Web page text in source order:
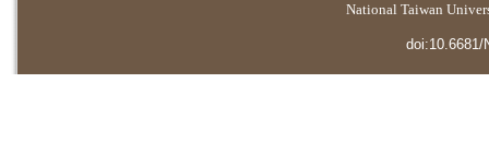
National Taiwan
doi:10.6681/